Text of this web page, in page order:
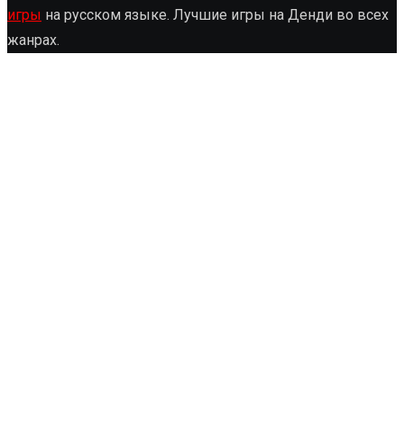
игры на русском языке. Лучшие игры на Денди во всех
жанрах.